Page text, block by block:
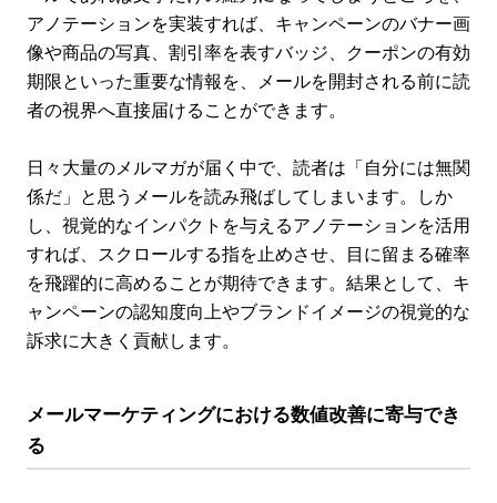
アノテーションを実装すれば、キャンペーンのバナー画
像や商品の写真、割引率を表すバッジ、クーポンの有効
期限といった重要な情報を、メールを開封される前に読
者の視界へ直接届けることができます。
日々大量のメルマガが届く中で、読者は「自分には無関
係だ」と思うメールを読み飛ばしてしまいます。しか
し、視覚的なインパクトを与えるアノテーションを活用
すれば、スクロールする指を止めさせ、目に留まる確率
を飛躍的に高めることが期待できます。結果として、キ
ャンペーンの認知度向上やブランドイメージの視覚的な
訴求に大きく貢献します。
メールマーケティングにおける数値改善に寄与でき
る